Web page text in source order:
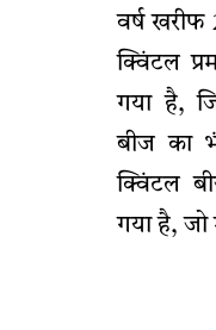
वर्ष
क्विंटल
गया है,
बीज का
क्विंटल
गया है, जो